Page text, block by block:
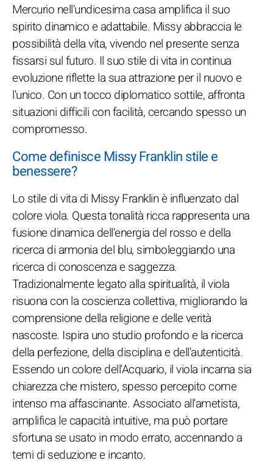
Mercurio nell'undicesima casa amplifica il suo
spirito dinamico e adattabile. Missy abbraccia le
possibilità della vita, vivendo nel presente senza
fissarsi sul futuro. Il suo stile di vita in continua
evoluzione riflette la sua attrazione per il nuovo e
l'unico. Con un tocco diplomatico sottile, affronta
situazioni difficili con facilità, cercando spesso un
compromesso.
Come definisce Missy Franklin stile e
benessere?
Lo stile di vita di Missy Franklin è influenzato dal
colore viola. Questa tonalità ricca rappresenta una
fusione dinamica dell'energia del rosso e della
ricerca di armonia del blu, simboleggiando una
ricerca di conoscenza e saggezza.
Tradizionalmente legato alla spiritualità, il viola
risuona con la coscienza collettiva, migliorando la
comprensione della religione e delle verità
nascoste. Ispira uno studio profondo e la ricerca
della perfezione, della disciplina e dell'autenticità.
Essendo un colore dell'Acquario, il viola incarna sia
chiarezza che mistero, spesso percepito come
intenso ma affascinante. Associato all'ametista,
amplifica le capacità intuitive, ma può portare
sfortuna se usato in modo errato, accennando a
temi di seduzione e incanto.